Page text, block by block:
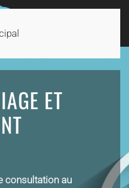
ET
consultation au